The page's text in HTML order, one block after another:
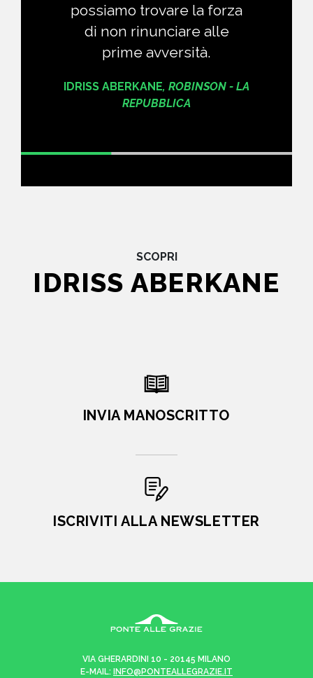
possiamo trovare la forza
di non rinunciare alle
prime avversità.
IDRISS ABERKANE, ROBINSON - LA
REPUBBLICA
SCOPRI
IDRISS ABERKANE
INVIA MANOSCRITTO
ISCRIVITI ALLA NEWSLETTER
VIA GHERARDINI 10 - 20145 MILANO
E-MAIL:
INFO@PONTEALLEGRAZIE.IT